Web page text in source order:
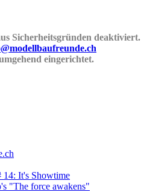
Sicherheitsgründen deaktiviert.
eingerichtet.
It's Showtime
"The force awakens"